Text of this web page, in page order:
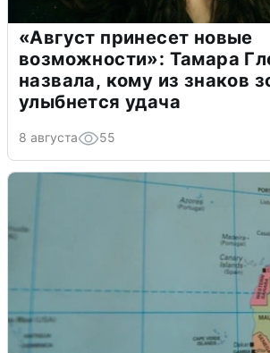
«Август принесет новые
возможности»: Тамара
назвала, кому из знаков
улыбнется удача
8 августа 55